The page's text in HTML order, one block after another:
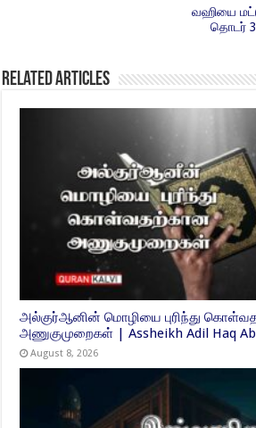
வஹியை
தொடர்
Related Articles
அல்குர்ஆனின் மொழியை புரிந்து
அணுகுமுறைகள் | Assheikh Adil Haq
August 8, 2026